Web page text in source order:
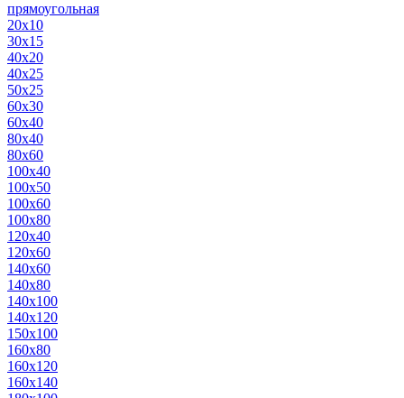
прямоугольная
20х10
30х15
40х20
40х25
50х25
60х30
60х40
80х40
80х60
100х40
100х50
100х60
100х80
120х40
120х60
140х60
140х80
140х100
140х120
150х100
160х80
160х120
160х140